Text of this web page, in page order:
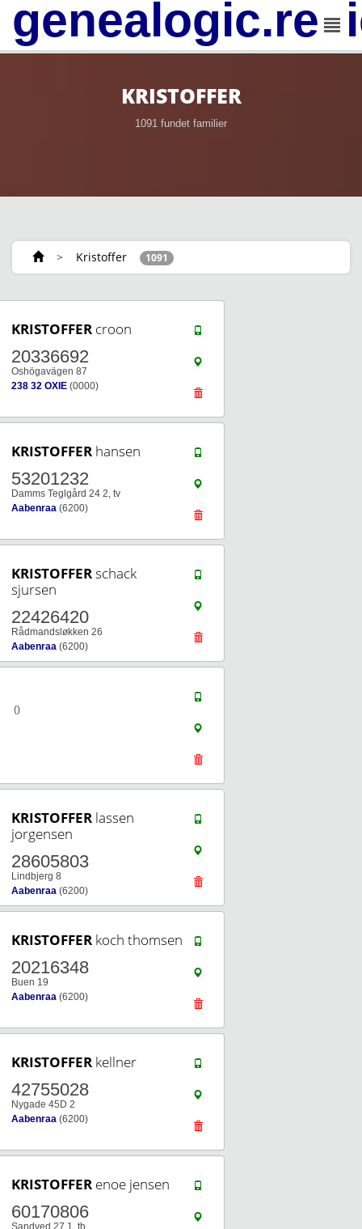
KRISTOFFER
1091 fundet familier
> Kristoffer 1091
KRISTOFFER croon
20336692
Oshögavägen 87
238 32 OXIE (0000)
KRISTOFFER hansen
53201232
Damms Teglgård 24 2, tv
Aabenraa (6200)
KRISTOFFERschack
sjursen
22426420
Rådmandsløkken 26
Aabenraa (6200)
()
KRISTOFFER lassen
jorgensen
28605803
Lindbjerg 8
Aabenraa (6200)
KRISTOFFER koch thomsen
20216348
Buen 19
Aabenraa (6200)
KRISTOFFER kellner
42755028
Nygade 45D 2
Aabenraa (6200)
KRISTOFFER enoe jensen
60170806
Sandved 27 1, th